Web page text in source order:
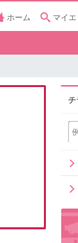
ホーム マイ
チ